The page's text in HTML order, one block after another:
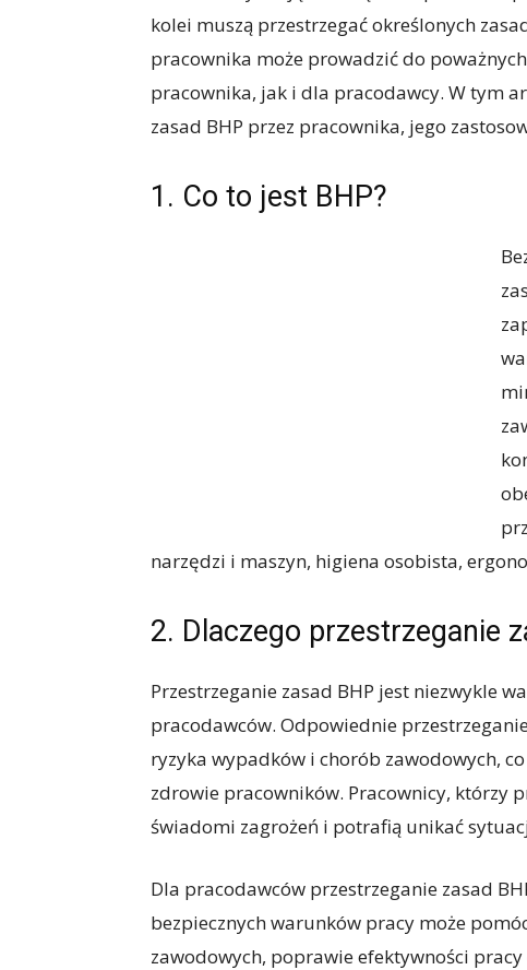
kolei muszą przestrzegać określonych
pracownika może prowadzić do
pracownika, jak i dla pracodawcy. W tym
zasad BHP przez pracownika, jego
1. Co to jest BHP?
narzędzi i maszyn, higiena osobista,
2. Dlaczego przestrzeganie
Przestrzeganie zasad BHP jest niezwykle
pracodawców. Odpowiednie
ryzyka wypadków i chorób zawodowych,
zdrowie pracowników. Pracownicy, którzy
świadomi zagrożeń i potrafią unikać
Dla pracodawców przestrzeganie zasad
bezpiecznych warunków pracy może
zawodowych, poprawie efektywności